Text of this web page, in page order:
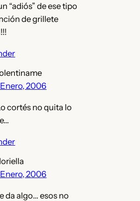
“adiós” de ese tipo
de grillete
2006
cortés no quita lo
2006
da algo… esos no